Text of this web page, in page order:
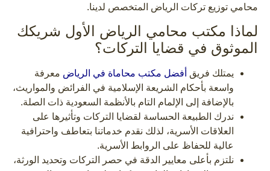
محامي توزيع تركات الرياض المتخصص لدينا.
لماذا مكتب محامي الرياض الأول شريكك
الموثوق في قضايا التركات؟
يمتلك فريق أفضل مكتب محاماة في الرياض معرفة
واسعة بأحكام الشريعة الإسلامية في الفرائض والمواريث،
بالإضافة إلى الإلمام التام بالأنظمة السعودية ذات الصلة.
ندرك الطبيعة الحساسة لقضايا التركات وتأثيرها على
العلاقات الأسرية، لذلك نقدم خدماتنا بتعاطف واحترافية
عالية للحفاظ على الروابط الأسرية.
نلتزم بأعلى معايير الدقة في حصر التركات وتحديد الورثة،